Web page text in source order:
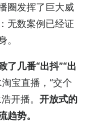
圈发挥了巨大威
无数案例已经证
了几番“出抖”“出
宝直播，“交个
开播。开放式的
趋势。